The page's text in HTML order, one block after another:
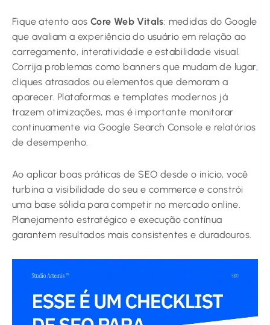
Fique atento aos Core Web Vitals: medidas do Google
que avaliam a experiência do usuário em relação ao
carregamento, interatividade e estabilidade visual.
Corrija problemas como banners que mudam de lugar,
cliques atrasados ou elementos que demoram a
aparecer. Plataformas e templates modernos já
trazem otimizações, mas é importante monitorar
continuamente via Google Search Console e relatórios
de desempenho.
Ao aplicar boas práticas de SEO desde o início, você
turbina a visibilidade do seu e commerce e constrói
uma base sólida para competir no mercado online.
Planejamento estratégico e execução contínua
garantem resultados mais consistentes e duradouros.